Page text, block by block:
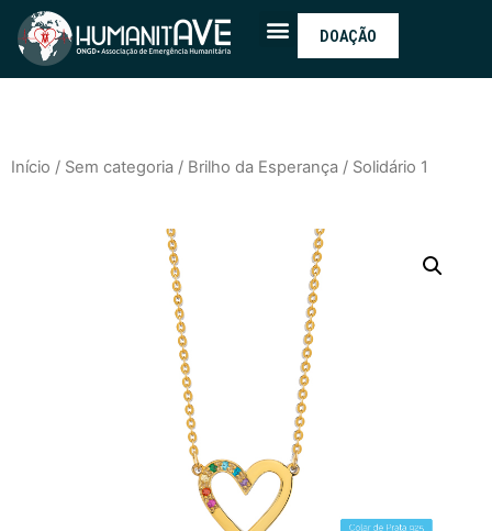
DOAÇÃO
Início / Sem categoria / Brilho da Esperança / Solidário 1